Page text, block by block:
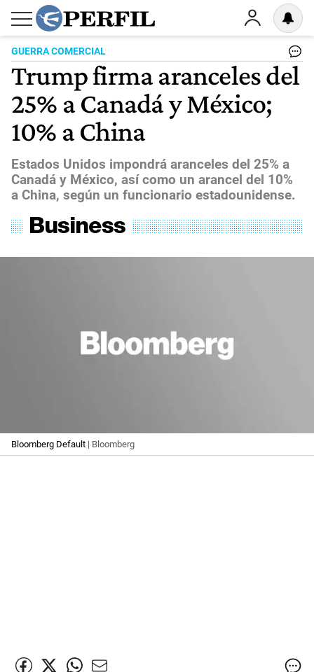
GUERRA COMERCIAL
Trump firma aranceles del
25% a Canadá y México;
10% a China
Estados Unidos impondrá aranceles del 25% a
Canadá y México, así como un arancel del 10%
a China, según un funcionario estadounidense.
Bloomberg Default | Bloomberg